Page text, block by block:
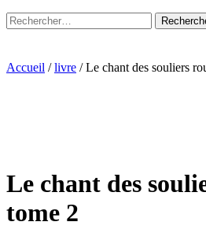
Rechercher :
Accueil /livre / Le chant des souliers
Le chant des
tome 2